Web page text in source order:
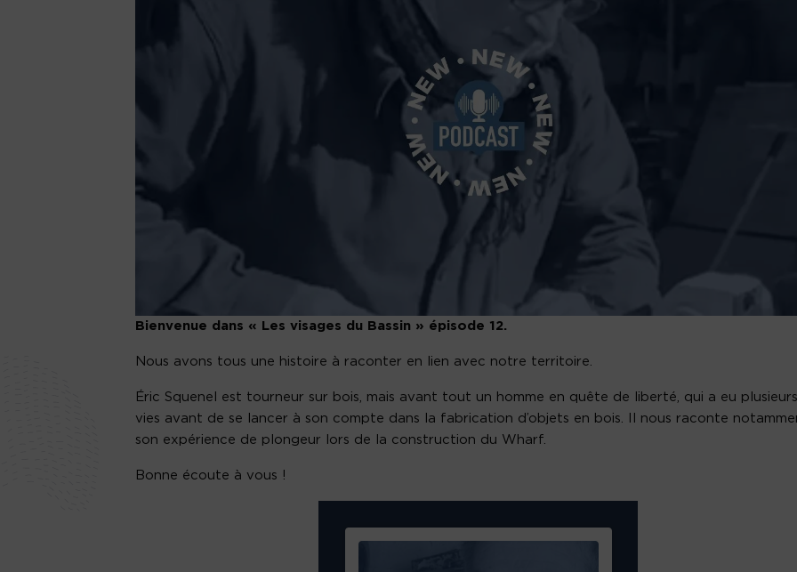
Bienvenue dans « Les visages du Bassin » épisode 12.
Nous avons tous une histoire à raconter en lien avec notre territoire.
Éric Squenel est tourneur sur bois, mais avant tout un homme en quête de liberté, qui a eu plusieurs
vies avant de se lancer à son compte dans la fabrication d’objets en bois. Il nous raconte
son expérience de plongeur lors de la construction du Wharf.
Bonne écoute à vous !